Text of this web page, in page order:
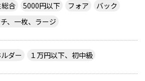
合 5000円以下 フォア
バック
、一枚、ラージ
ダー
１万円以下、初中級